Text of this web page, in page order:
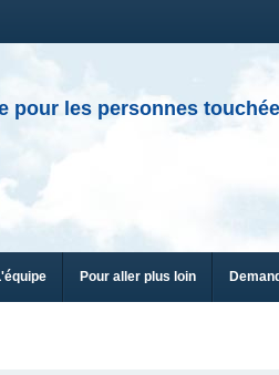
pour les personnes
Pour aller plus loin